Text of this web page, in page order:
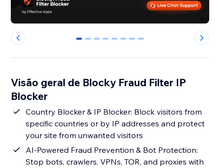
0 1 2 3 4 5 6 7
Visão geral de Blocky Fraud Filter IP
Blocker
Country Blocker & IP Blocker: Block visitors from
specific countries or by IP addresses and protect
your site from unwanted visitors
AI-Powered Fraud Prevention & Bot Protection:
Stop bots, crawlers, VPNs, TOR, and proxies with